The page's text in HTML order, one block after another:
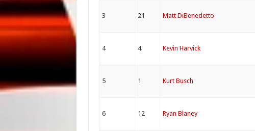
3 21 Matt DiBenedetto
4 4 Kevin Harvick
5 1 Kurt Busch
6 12 Ryan Blaney